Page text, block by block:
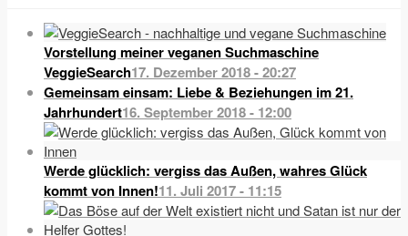
Vorstellung meiner veganen Suchmaschine
VeggieSearch17. Dezember 2018 - 20:27
Gemeinsam einsam: Liebe & Beziehungen im 21.
Jahrhundert16. September 2018 - 12:00
Werde glücklich: vergiss das Außen, wahres Glück
kommt von Innen!11. Juli 2017 - 11:15